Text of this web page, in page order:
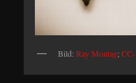
Bild:Ray Montag;